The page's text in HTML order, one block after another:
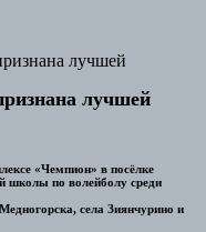
лучшей
лучшей
«Чемпион» в посёлке
школы по волейболу среди
села Зиянчурино и